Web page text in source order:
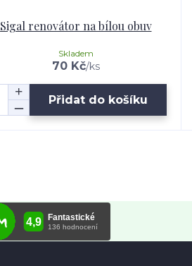
Sigal renovátor na bílou obuv
70 Kč/ks
Skladem
Přidat do košíku